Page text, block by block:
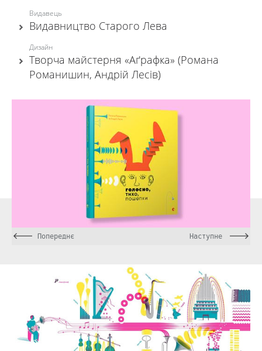
Видавець
Видавництво Старого Лева
Дизайн
Творча майстерня «Аґрафка» (Романа
Романишин, Андрій Лесів)
Наступне
Попереднє